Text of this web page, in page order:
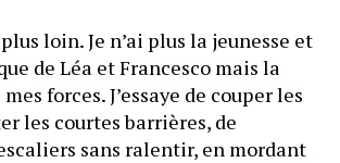
loin. Je n’ai plus la jeunesse et
de Léa et Francesco mais la
forces. J’essaye de couper les
les courtes barrières, de
sans ralentir, en mordant